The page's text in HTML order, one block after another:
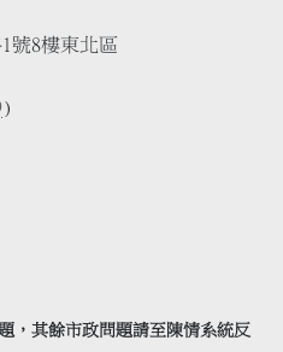
號8樓東北區
)
，其餘市政問題請至陳情系統反